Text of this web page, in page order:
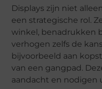
Displays zijn niet
een strategische rol.
winkel, benadrukken
verhogen zelfs de
bijvoorbeeld aan
van een gangpad.
aandacht en nodigen